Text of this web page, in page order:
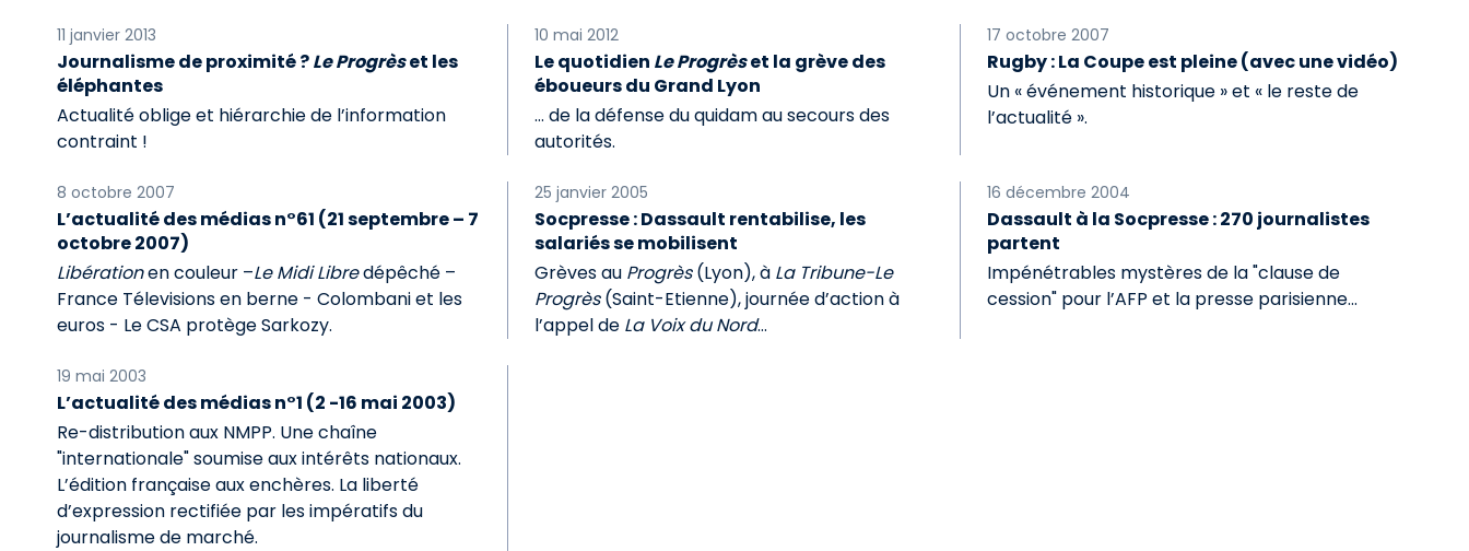
11 janvier 2013
Journalisme de proximité ?Le Progrèset les
éléphantes
Actualité oblige et hiérarchie de l’information
contraint !
10 mai 2012
Le quotidien Le Progrèset la grève des
éboueurs du Grand Lyon
… de la défense du quidam au secours des
autorités.
17 octobre 2007
Rugby : La Coupe est pleine (avec une vidéo)
Un « événement historique » et « le reste de
l’actualité ».
8 octobre 2007
L’actualité des médias n°61 (21 septembre – 7
octobre 2007)
Libérationen couleur –Le Midi Libredépêché –
France Télevisions en berne - Colombani et les
euros - Le CSA protège Sarkozy.
25 janvier 2005
Socpresse : Dassault rentabilise, les
salariés se mobilisent
Grèves au Progrès(Lyon), à La Tribune-Le
Progrès(Saint-Etienne), journée d’action à
l’appel de La Voix du Nord...
16 décembre 2004
Dassault à la Socpresse : 270 journalistes
partent
Impénétrables mystères de la "clause de
cession" pour l’AFP et la presse parisienne...
19 mai 2003
L’actualité des médias n°1 (2 -16 mai 2003)
Re-distribution aux NMPP. Une chaîne
"internationale" soumise aux intérêts nationaux.
L’édition française aux enchères. La liberté
d’expression rectifiée par les impératifs du
journalisme de marché.